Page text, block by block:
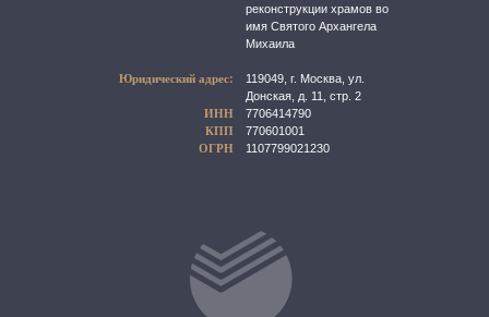
реконструкции храмов во
имя Святого Архангела
Михаила
119049, г. Москва, ул.
Донская, д. 11, стр. 2
7706414790
770601001
1107799021230
Юридический адрес:
ИНН
КПП
ОГРН